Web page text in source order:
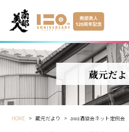
蔵元だよ
HOME > 蔵元だより > awa酒協会ネット定例会